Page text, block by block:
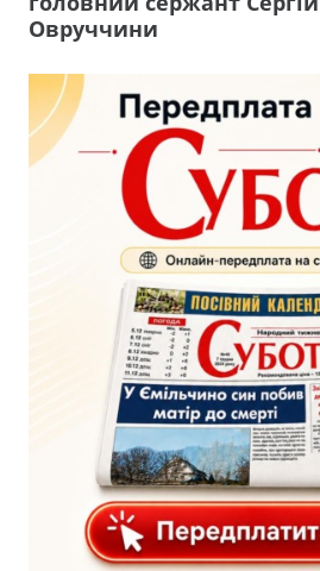
Овруччини